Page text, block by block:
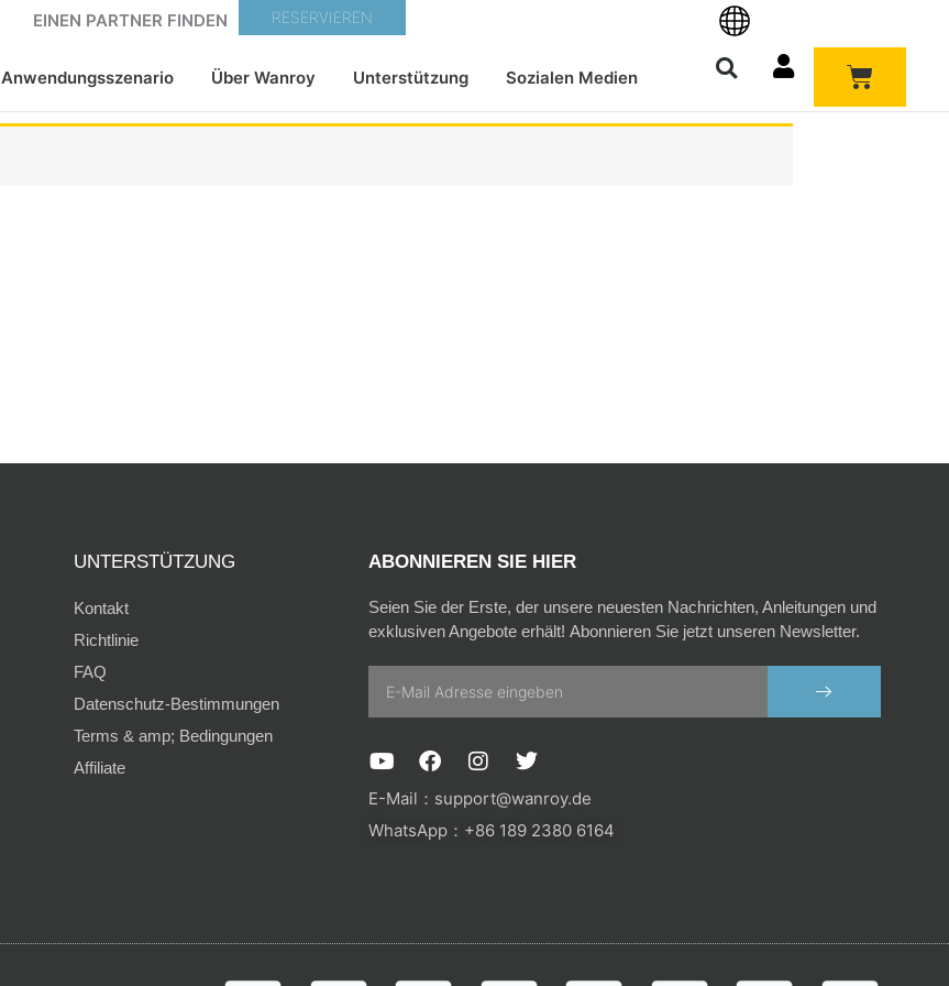
EINEN PARTNER FINDEN RESERVIEREN
Anwendungsszenario Über Wanroy Unterstützung Sozialen Medien
UNTERSTÜTZUNG
Kontakt
Richtlinie
FAQ
Datenschutz-Bestimmungen
Terms & amp; Bedingungen
Affiliate
ABONNIEREN SIE HIER
Seien Sie der Erste, der unsere neuesten Nachrichten, Anleitungen und
exklusiven Angebote erhält! Abonnieren Sie jetzt unseren Newsletter.
SENDEN
Y
o
u
u
F
a
c
b
I
n
s
a
T
w
i
t
E-Mail： support@wanroy.de
WhatsApp：+86 189 2380 6164